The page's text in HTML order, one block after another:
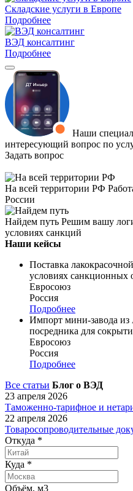
Складские услуги в Европе
Подробнее
ВЭД консалтинг
Подробнее
Наши
интересующий вопрос по
Задать вопрос
На всей территории РФ
России
Найдем путь Решим вашу
условиях санкций
Наши кейсы
Поставка
условиях санкционных
Евросоюз
Россия
Подробнее
Импорт мини-завода из
посредника для
Евросоюз
Россия
Подробнее
Все статьи Блог о ВЭД
23 апреля 2026
Таможенно-тарифное и
22 апреля 2026
Товаросопроводительные
Откуда *
Куда *
Объём, м3